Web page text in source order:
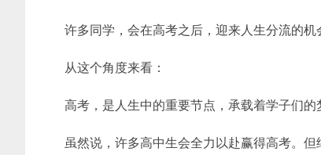
许多同学，会在高考之后，迎来人生分流的机
从这个角度来看：
高考，是人生中的重要节点，承载着学子们的
虽然说，许多高中生会全力以赴赢得高考。